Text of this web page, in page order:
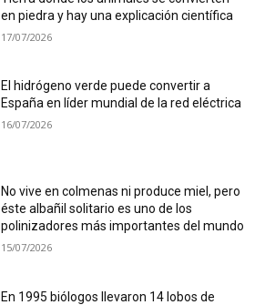
en piedra y hay una explicación científica
17/07/2026
El hidrógeno verde puede convertir a
España en líder mundial de la red eléctrica
16/07/2026
No vive en colmenas ni produce miel, pero
éste albañil solitario es uno de los
polinizadores más importantes del mundo
15/07/2026
En 1995 biólogos llevaron 14 lobos de